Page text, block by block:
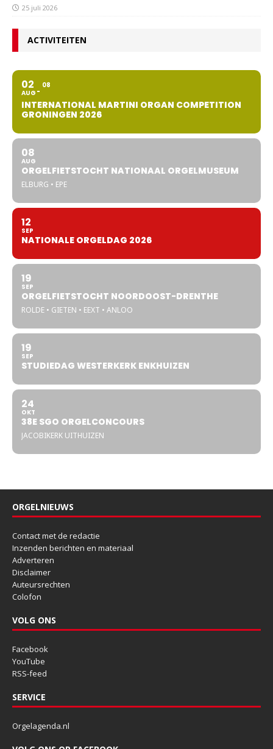
25 juli 2026
ACTIVITEITEN
02
AUG
08
INTERNATIONAL MARTINI ORGAN COMPETITION
GRONINGEN 2026
08
AUG
ORGELFIETSTOCHT NATIONAAL ORGELMUSEUM
ELBURG • EPE
12
SEP
NATIONALE ORGELDAG 2026
19
SEP
ORGELFIETSTOCHT NOORDOOST-DRENTHE
ROLDE • GIETEN • EEXT • ANLOO
19
SEP
STUDIEDAG WESTERKERK ENKHUIZEN
24
OKT
38E SGO ORGELCONCOURS
JACOBIKERK UITHUIZEN
ORGELNIEUWS
Contact met de redactie
Inzenden berichten en materiaal
Adverteren
Disclaimer
Auteursrechten
Colofon
VOLG ONS
Facebook
YouTube
RSS-feed
SERVICE
Orgelagenda.nl